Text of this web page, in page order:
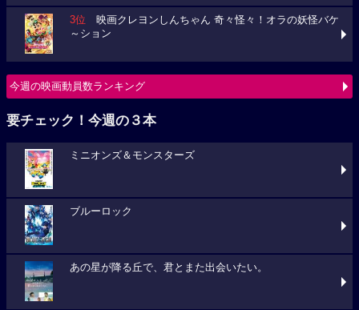
3位 映画クレヨンしんちゃん 奇々怪々！オラの妖怪バケ
～ション
今週の映画動員数ランキング
要チェック！今週の３本
ミニオンズ＆モンスターズ
ブルーロック
あの星が降る丘で、君とまた出会いたい。